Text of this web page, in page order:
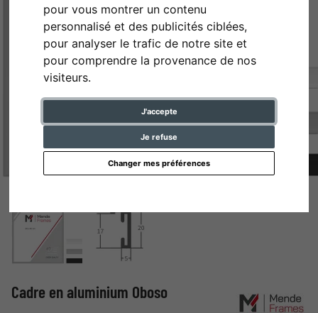
pour vous montrer un contenu
personnalisé et des publicités ciblées,
pour analyser le trafic de notre site et
pour comprendre la provenance de nos
visiteurs.
J'accepte
Je refuse
Changer mes préférences
Retour
Cadre en aluminium Oboso